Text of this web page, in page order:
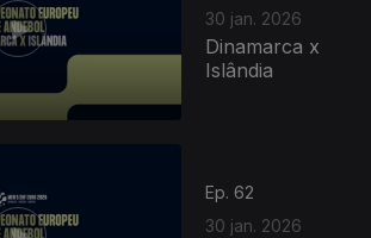
30 jan. 2026
Dinamarca x
Islândia
Ep. 62
30 jan. 2026